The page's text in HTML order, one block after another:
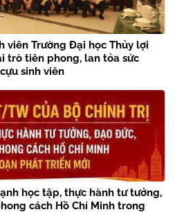
viên Trường Đại học Thủy lợi
trò tiên phong, lan tỏa sức
sinh viên
học tập, thực hành tư tưởng,
cách Hồ Chí Minh trong